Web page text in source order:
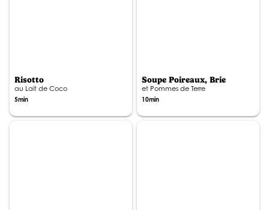
Risotto
au Lait de Coco
5min
Soupe Poireaux, Brie
et Pommes de Terre
10min